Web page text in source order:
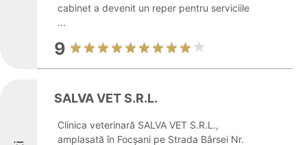
cabinet a devenit un reper pentru serviciile
...
9
SALVA VET S.R.L.
Clinica veterinară SALVA VET S.R.L.,
amplasată în Focșani pe Strada Bârsei Nr.